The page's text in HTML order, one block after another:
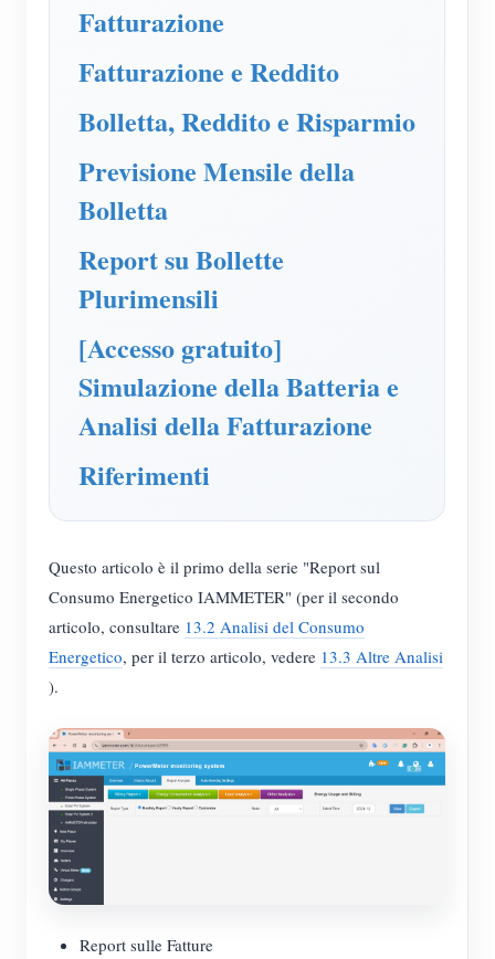
Sistema di previsione e simulazione energetica
Applicazioni
Monitor energetico per sistema solare FV
Monitor del consumo elettrico
Sistema di controllo del riscaldatore FV
Domotica
Monitoraggio energetico della fabbrica
Risorse
Documentazione
Video tutorial
Notizie
Blog
Programma contributori
Esplora il sito
Classifica FV
Soluzioni
Contatto
Fatturazione
Fatturazione e Reddito
Bolletta, Reddito e Risparmio
Previsione Mensile della
Bolletta
Report su Bollette
Plurimensili
[Accesso gratuito]
Simulazione della Batteria e
Analisi della Fatturazione
Riferimenti
Questo articolo è il primo della serie "Report sul
Consumo Energetico IAMMETER" (per il secondo
articolo, consultare 13.2 Analisi del Consumo
Energetico, per il terzo articolo, vedere 13.3 Altre Analisi
).
Report sulle Fatture